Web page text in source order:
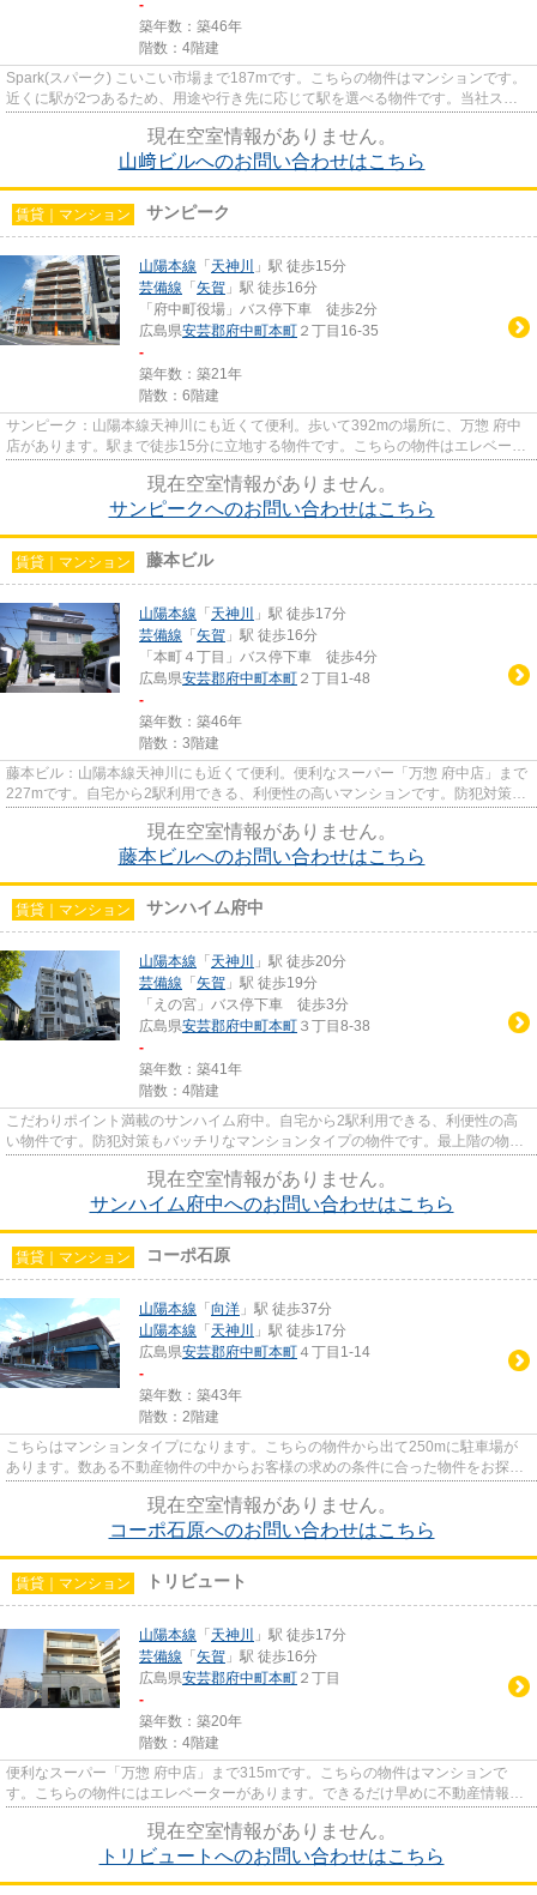
-
築年数：築46年
階数：4階建
Spark(スパーク) こいこい市場まで187mです。こちらの物件はマンションです。
近くに駅が2つあるため、用途や行き先に応じて駅を選べる物件です。当社スタ
ッフが地域の賃貸情報をご提供...
現在空室情報がありません。
山﨑ビルへのお問い合わせはこちら
賃貸｜マンション サンピーク
山陽本線 「天神川
」駅 徒歩15分
芸備線 「矢賀 」駅 徒歩16分
「府中町役場」バス停下車 徒歩2分
広島県安芸郡府中町本町 ２丁目16-35
-
築年数：築21年
階数：6階建
サンピーク：山陽本線天神川にも近くて便利。歩いて392mの場所に、万惣 府中
店があります。駅まで徒歩15分に立地する物件です。こちらの物件はエレベータ
ー付きです。できるだけ早めに...
現在空室情報がありません。
サンピークへのお問い合わせはこちら
賃貸｜マンション 藤本ビル
山陽本線 「天神川
」駅 徒歩17分
芸備線 「矢賀 」駅 徒歩16分
「本町４丁目」バス停下車 徒歩4分
広島県安芸郡府中町本町 ２丁目1-48
-
築年数：築46年
階数：3階建
藤本ビル：山陽本線天神川にも近くて便利。便利なスーパー「万惣 府中店」まで
227mです。自宅から2駅利用できる、利便性の高いマンションです。防犯対策も
バッチリなマンションタイプ...
現在空室情報がありません。
藤本ビルへのお問い合わせはこちら
賃貸｜マンション サンハイム府中
山陽本線 「天神川
」駅 徒歩20分
芸備線 「矢賀 」駅 徒歩19分
「えの宮」バス停下車 徒歩3分
広島県安芸郡府中町本町 ３丁目8-38
-
築年数：築41年
階数：4階建
こだわりポイント満載のサンハイム府中。自宅から2駅利用できる、利便性の高
い物件です。防犯対策もバッチリなマンションタイプの物件です。最上階の物件
です。安芸郡府中町エリアと山...
現在空室情報がありません。
サンハイム府中へのお問い合わせはこちら
賃貸｜マンション コーポ石原
山陽本線 「向洋 」駅 徒歩37分
山陽本線 「天神川
」駅 徒歩17分
広島県安芸郡府中町本町 ４丁目1-14
-
築年数：築43年
階数：2階建
こちらはマンションタイプになります。こちらの物件から出て250mに駐車場が
あります。数ある不動産物件の中からお客様の求めの条件に合った物件をお探し
します。どうぞお気軽にご利用...
現在空室情報がありません。
コーポ石原へのお問い合わせはこちら
賃貸｜マンション トリビュート
山陽本線 「天神川
」駅 徒歩17分
芸備線 「矢賀 」駅 徒歩16分
広島県安芸郡府中町本町 ２丁目
-
築年数：築20年
階数：4階建
便利なスーパー「万惣 府中店」まで315mです。こちらの物件はマンションで
す。こちらの物件にはエレベーターがあります。できるだけ早めに不動産情報を
集めたい方は当社スタッフまでご...
現在空室情報がありません。
トリビュートへのお問い合わせはこちら